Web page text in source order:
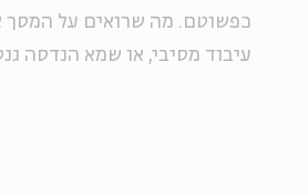
כפשוטם. מה שרואים על המסך
עיבוד מסיבי, או שמא הנדסה